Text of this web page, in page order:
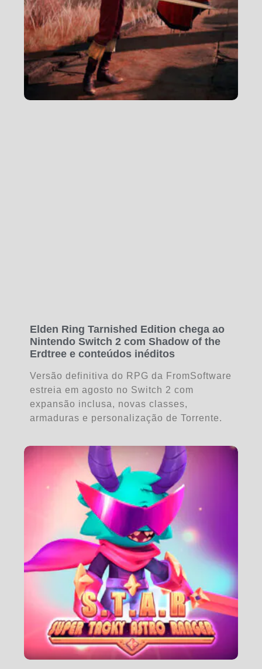
Elden Ring Tarnished Edition chega ao
Nintendo Switch 2 com Shadow of the
Erdtree e conteúdos inéditos
Versão definitiva do RPG da FromSoftware
estreia em agosto no Switch 2 com
expansão inclusa, novas classes,
armaduras e personalização de Torrente.